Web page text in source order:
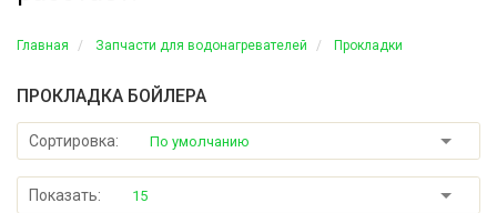
Главная Запчасти для водонагревателей Прокладки
ПРОКЛАДКА БОЙЛЕРА
Сортировка: По умолчанию
Показать: 15